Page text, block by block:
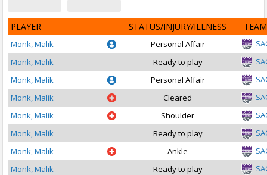
-
PLAYER STATUS/INJURY/ILLNESS TEAM
Monk, Malik Personal Affair
Monk, Malik
Ready to play
Monk, Malik
Personal Affair
Monk, Malik
Cleared
Monk, Malik
Shoulder
Monk, Malik
Ready to play
Monk, Malik
Ankle
Monk, Malik
Ready to play